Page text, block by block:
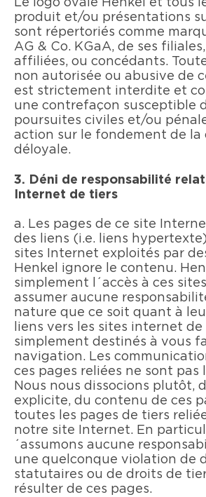
Le logo ovale Henkel et tous
produit et/ou présentations
sont répertoriés comme
AG & Co. KGaA, de ses
affiliées, ou concédants.
non autorisée ou abusive de
est strictement interdite et
une contrefaçon susceptible
poursuites civiles et/ou
action sur le fondement de la
déloyale.
3. Déni de responsabilité
Internet de tiers
a. Les pages de ce site
des liens (i.e. liens
sites Internet exploités par
Henkel ignore le contenu.
simplement l´accès à ces
assumer aucune
nature que ce soit quant à
liens vers les sites internet
simplement destinés à vous
navigation. Les
ces pages reliées ne sont pas
Nous nous dissocions plutôt,
explicite, du contenu de ces
toutes les pages de tiers
notre site Internet. En
´assumons aucune
une quelconque violation de
statutaires ou de droits de
résulter de ces pages.